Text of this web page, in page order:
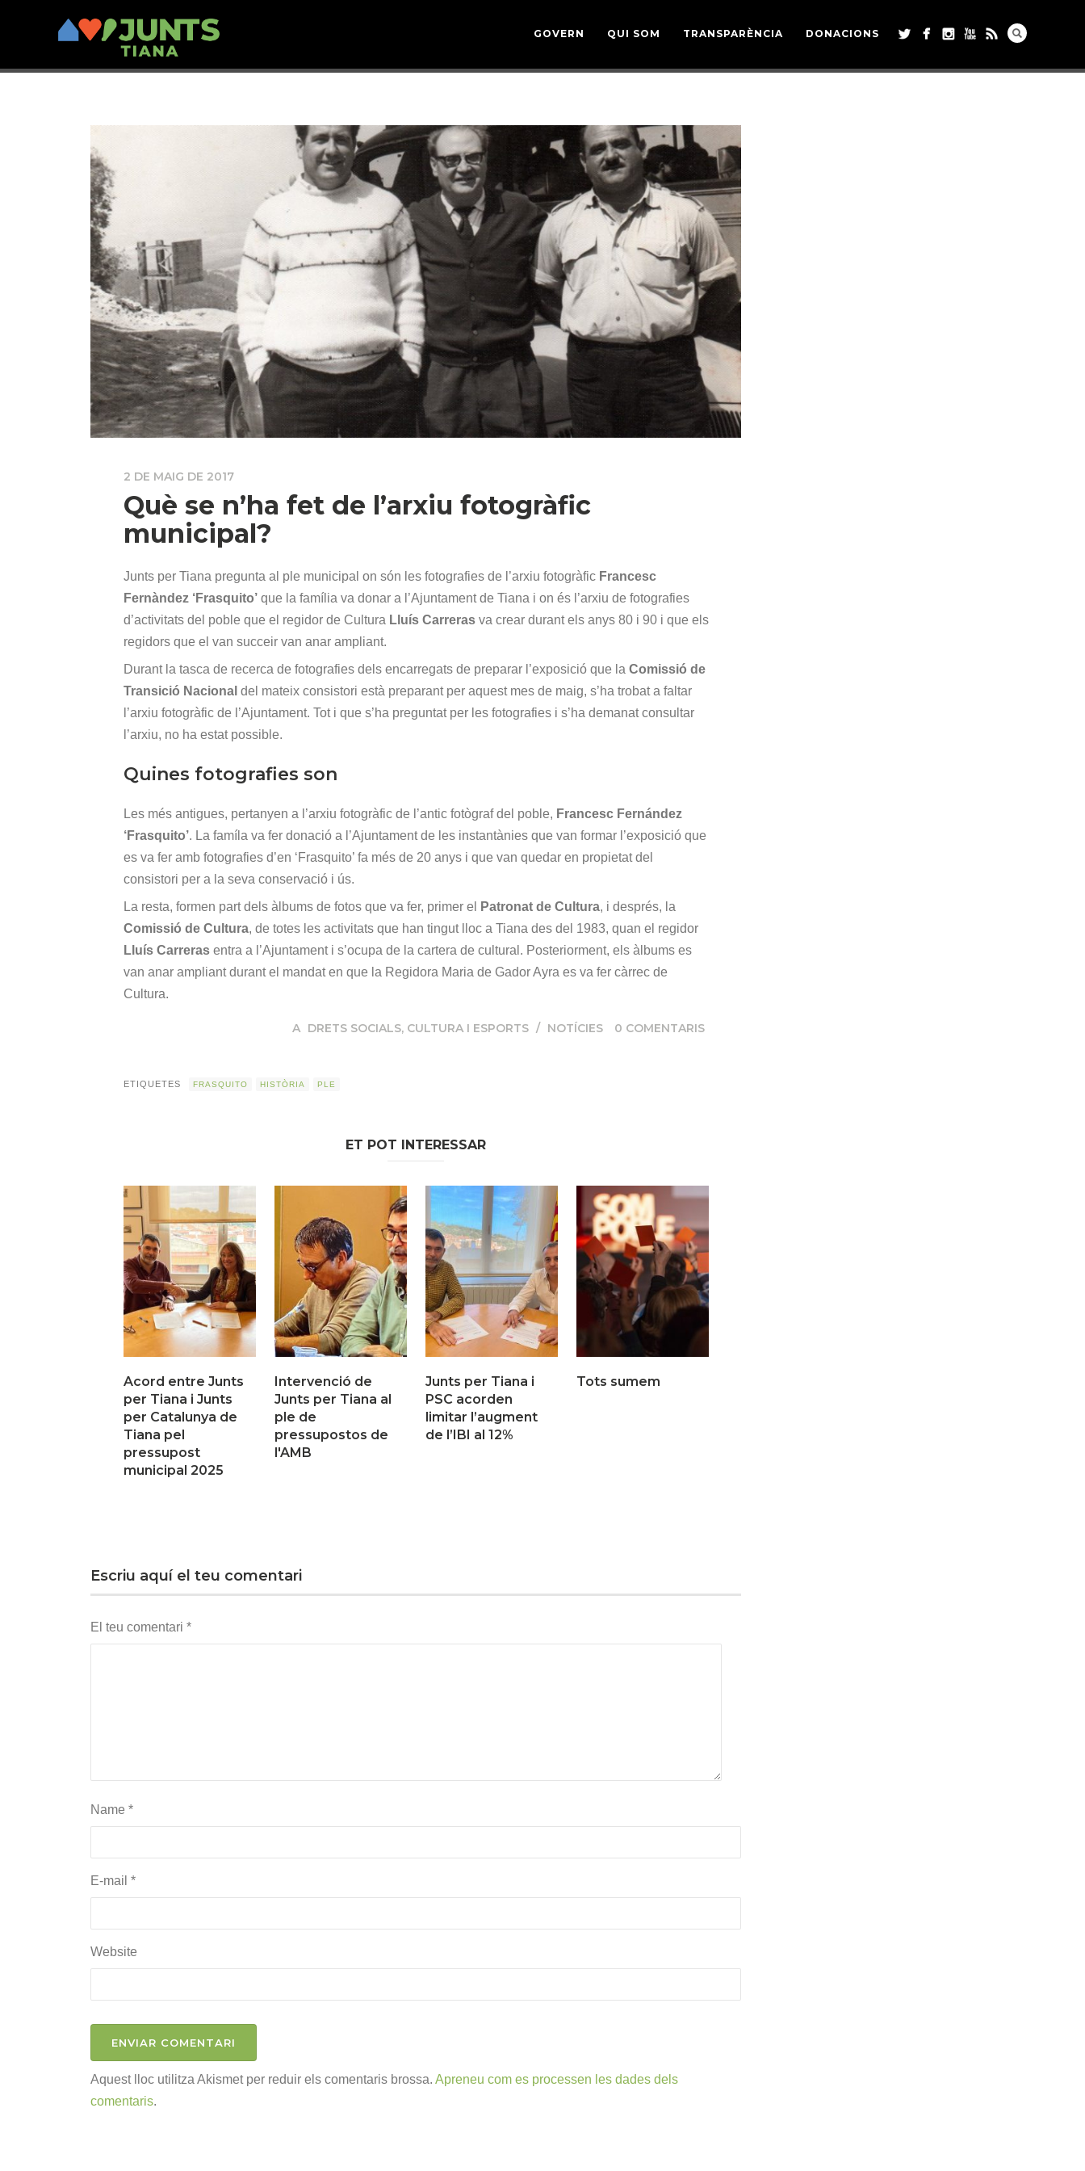
GOVERN QUI SOM TRANSPARÈNCIA DONACIONS
2 DE MAIG DE 2017
Què se n’ha fet de l’arxiu fotogràfic
municipal?
Junts per Tiana pregunta al ple municipal on són les fotografies de l’arxiu fotogràfic Francesc
Fernàndez ‘Frasquito’que la família va donar a l’Ajuntament de Tiana i on és l’arxiu de fotografies
d’activitats del poble que el regidor de Cultura Lluís Carrerasva crear durant els anys 80 i 90 i que els
regidors que el van succeir van anar ampliant.
Durant la tasca de recerca de fotografies dels encarregats de preparar l’exposició que la Comissió de
Transició Nacional del mateix consistori està preparant per aquest mes de maig, s’ha trobat a faltar
l’arxiu fotogràfic de l’Ajuntament. Tot i que s’ha preguntat per les fotografies i s’ha demanat consultar
l’arxiu, no ha estat possible.
Quines fotografies son
Les més antigues, pertanyen a l’arxiu fotogràfic de l’antic fotògraf del poble, Francesc Fernández
‘Frasquito’. La famíla va fer donació a l’Ajuntament de les instantànies que van formar l’exposició que
es va fer amb fotografies d’en ‘Frasquito’ fa més de 20 anys i que van quedar en propietat del
consistori per a la seva conservació i ús.
La resta, formen part dels àlbums de fotos que va fer, primer el
Patronat de Cultura, i després, la
Comissió de Cultura, de totes les activitats que han tingut lloc a Tiana des del 1983, quan el regidor
Lluís Carrerasentra a l’Ajuntament i s’ocupa de la cartera de cultural. Posteriorment, els àlbums es
van anar ampliant durant el mandat en que la Regidora Maria de Gador Ayra es va fer càrrec de
Cultura.
A DRETS SOCIALS, CULTURA I ESPORTS / NOTÍCIES 0 COMENTARIS
ETIQUETES FRASQUITO HISTÒRIA PLE
ET POT INTERESSAR
Acord entre Junts
per Tiana i Junts
per Catalunya de
Tiana pel
pressupost
municipal 2025
Intervenció de
Junts per Tiana al
ple de
pressupostos de
l'AMB
Junts per Tiana i
PSC acorden
limitar l’augment
de l’IBI al 12%
Tots sumem
Escriu aquí el teu comentari
El teu comentari*
Name*
E-mail*
Website
Aquest lloc utilitza Akismet per reduir els comentaris brossa.Apreneu com es processen les dades dels
comentaris.